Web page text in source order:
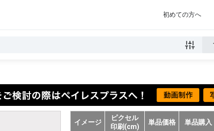
初めての方へ
イメージ
ピクセル
印刷(cm)
単品価格 単品購入